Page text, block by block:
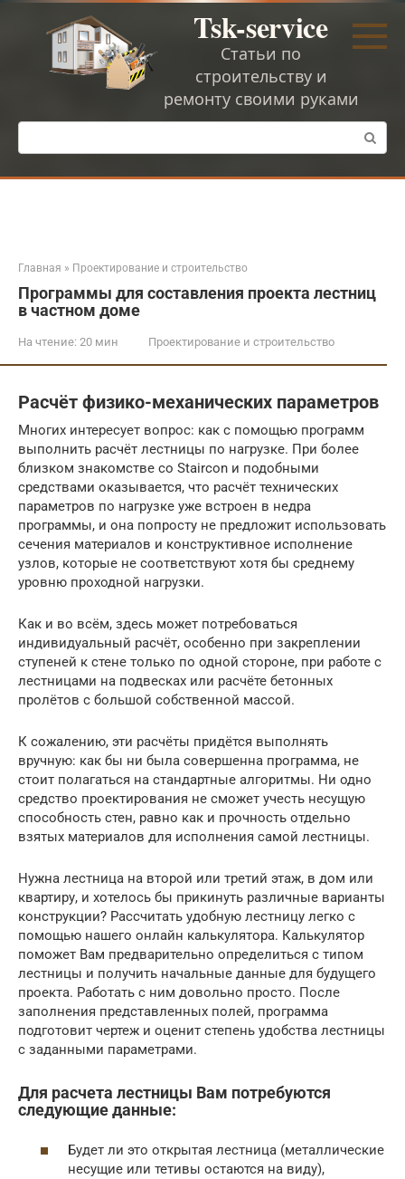
Перейти
Tsk-service
Статьи по
строительству и
ремонту своими руками
Поиск:
Главная » Проектирование и строительство
Программы для составления проекта лестниц
в частном доме
На чтение: 20 мин Проектирование и строительство
Расчёт физико-механических параметров
Многих интересует вопрос: как с помощью программ
выполнить расчёт лестницы по нагрузке. При более
близком знакомстве со Staircon и подобными
средствами оказывается, что расчёт технических
параметров по нагрузке уже встроен в недра
программы, и она попросту не предложит использовать
сечения материалов и конструктивное исполнение
узлов, которые не соответствуют хотя бы среднему
уровню проходной нагрузки.
Как и во всём, здесь может потребоваться
индивидуальный расчёт, особенно при закреплении
ступеней к стене только по одной стороне, при работе с
лестницами на подвесках или расчёте бетонных
пролётов с большой собственной массой.
К сожалению, эти расчёты придётся выполнять
вручную: как бы ни была совершенна программа, не
стоит полагаться на стандартные алгоритмы. Ни одно
средство проектирования не сможет учесть несущую
способность стен, равно как и прочность отдельно
взятых материалов для исполнения самой лестницы.
Нужна лестница на второй или третий этаж, в дом или
квартиру, и хотелось бы прикинуть различные варианты
конструкции? Рассчитать удобную лестницу легко с
помощью нашего онлайн калькулятора. Калькулятор
поможет Вам предварительно определиться с типом
лестницы и получить начальные данные для будущего
проекта. Работать с ним довольно просто. После
заполнения представленных полей, программа
подготовит чертеж и оценит степень удобства лестницы
с заданными параметрами.
Для расчета лестницы Вам потребуются
следующие данные:
Будет ли это открытая лестница (металлические
несущие или тетивы остаются на виду),